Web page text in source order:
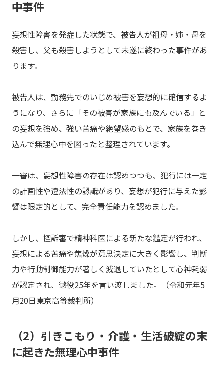
中事件
妄想性障害を発症した状態で、被告人が祖母・姉・母を
殺害し、父も殺害しようとして未遂に終わった事件があ
ります。
被告人は、勤務先でのいじめ被害を妄想的に確信するよ
うになり、さらに「その被害が家族にも及んでいる」と
の妄想を強め、強い苦痛や絶望感のもとで、家族を巻き
込んで無理心中を図ったと整理されています。
一審は、妄想性障害の存在は認めつつも、犯行には一定
の計画性や違法性の認識があり、妄想が犯行に与えた影
響は限定的として、完全責任能力を認めました。
しかし、控訴審で精神科医による新たな鑑定が行われ、
妄想による苦痛や焦燥が意思決定に大きく影響し、判断
力や行動制御能力が著しく減退していたとして心神耗弱
が認定され、懲役25年を言い渡しました。（令和元年5
月20日東京高等裁判所）
（2）引きこもり・介護・生活破綻の末
に起きた無理心中事件